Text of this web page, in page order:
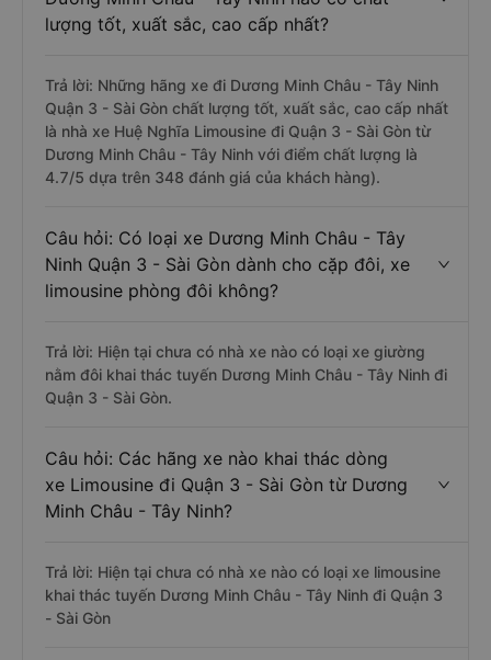
lượng tốt, xuất sắc, cao cấp nhất?
Trả lời: Những hãng xe đi Dương Minh Châu - Tây Ninh
Quận 3 - Sài Gòn chất lượng tốt, xuất sắc, cao cấp nhất
là nhà xe Huệ Nghĩa Limousine đi Quận 3 - Sài Gòn từ
Dương Minh Châu - Tây Ninh với điểm chất lượng là
4.7/5 dựa trên 348 đánh giá của khách hàng).
Câu hỏi: Có loại xe Dương Minh Châu - Tây
Ninh Quận 3 - Sài Gòn dành cho cặp đôi, xe
limousine phòng đôi không?
Trả lời: Hiện tại chưa có nhà xe nào có loại xe giường
nằm đôi khai thác tuyến Dương Minh Châu - Tây Ninh đi
Quận 3 - Sài Gòn.
Câu hỏi: Các hãng xe nào khai thác dòng
xe Limousine đi Quận 3 - Sài Gòn từ Dương
Minh Châu - Tây Ninh?
Trả lời: Hiện tại chưa có nhà xe nào có loại xe limousine
khai thác tuyến Dương Minh Châu - Tây Ninh đi Quận 3
- Sài Gòn